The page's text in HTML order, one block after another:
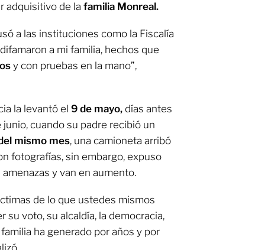
adquisitivo de la familia Monreal.
a las instituciones como la Fiscalía
a mi familia, hechos que
y con pruebas en la mano”,
la levantó el 9 de mayo, días antes
cuando su padre recibió un
mismo mes, una camioneta arribó
fotografías, sin embargo, expuso
y van en aumento.
de lo que ustedes mismos
su voto, su alcaldía, la democracia,
ha generado por años y por